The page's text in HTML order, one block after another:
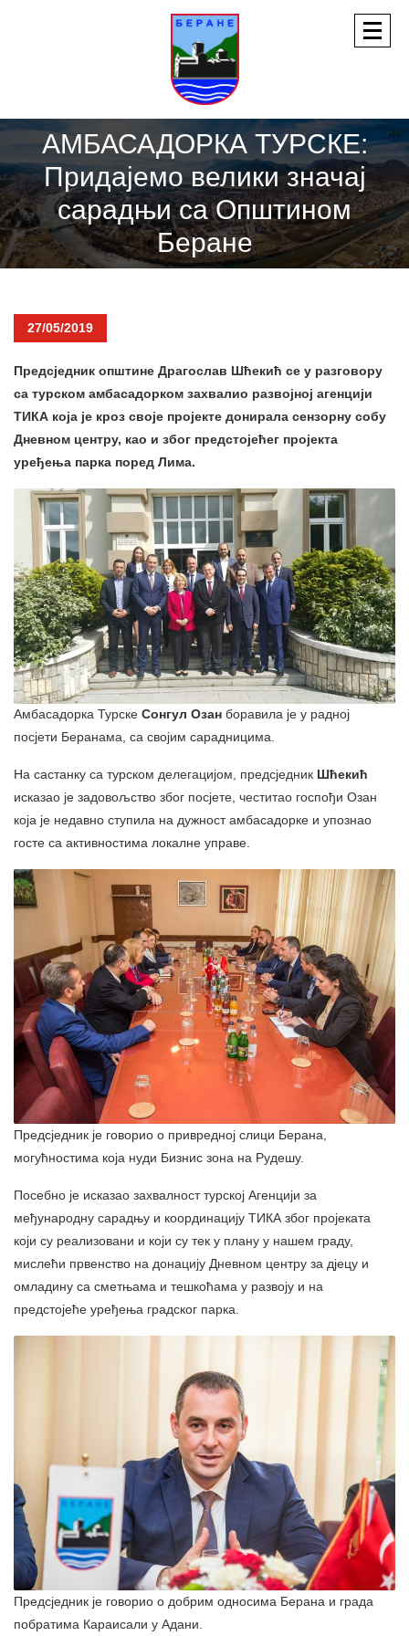
АМБАСАДОРКА ТУРСКЕ:
Придајемо велики значај
сарадњи са Општином
Беране
27/05/2019
Предсједник општине Драгослав Шћекић се у разговору
са турском амбасадорком захвалио развојној агенцији
ТИКА која је кроз своје пројекте донирала сензорну собу
Дневном центру, као и због предстојећег пројекта
уређења парка поред Лима.
Амбасадорка Турске Сонгул Озан боравила је у радној
посјети Беранама, са својим сарадницима.
На састанку са турском делегацијом, предсједник Шћекић
исказао је задовољство због посјете, честитао госпођи Озан
која је недавно ступила на дужност амбасадорке и упознао
госте са активностима локалне управе.
Предсједник је говорио о привредној слици Берана,
могућностима која нуди Бизнис зона на Рудешу.
Посебно је исказао захвалност турској Агенцији за
међународну сарадњу и координацију ТИКА због пројеката
који су реализовани и који су тек у плану у нашем граду,
мислећи првенство на донацију Дневном центру за дјецу и
омладину са сметњама и тешкоћама у развоју и на
предстојеће уређења градског парка.
Предсједник је говорио о добрим односима Берана и града
побратима Караисали у Адани.